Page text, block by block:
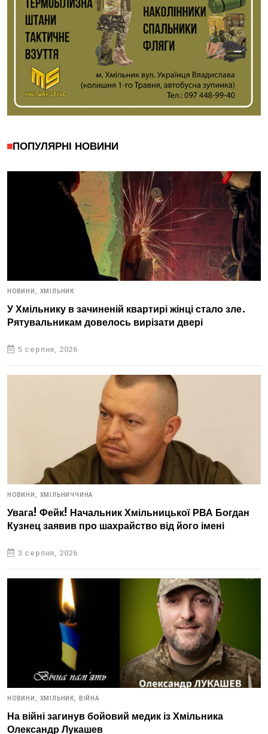
ПОПУЛЯРНІ НОВИНИ
НОВИНИ, ХМІЛЬНИК
У Хмільнику в зачиненій квартирі жінці стало зле.
Рятувальникам довелось вирізати двері
5 серпня, 2026
НОВИНИ, ХМІЛЬНИЧЧИНА
Увага! Фейк! Начальник Хмільницької РВА Богдан
Кузнец заявив про шахрайство від його імені
3 серпня, 2026
НОВИНИ, ХМІЛЬНИК, ВІЙНА
На війні загинув бойовий медик із Хмільника
Олександр Лукашев